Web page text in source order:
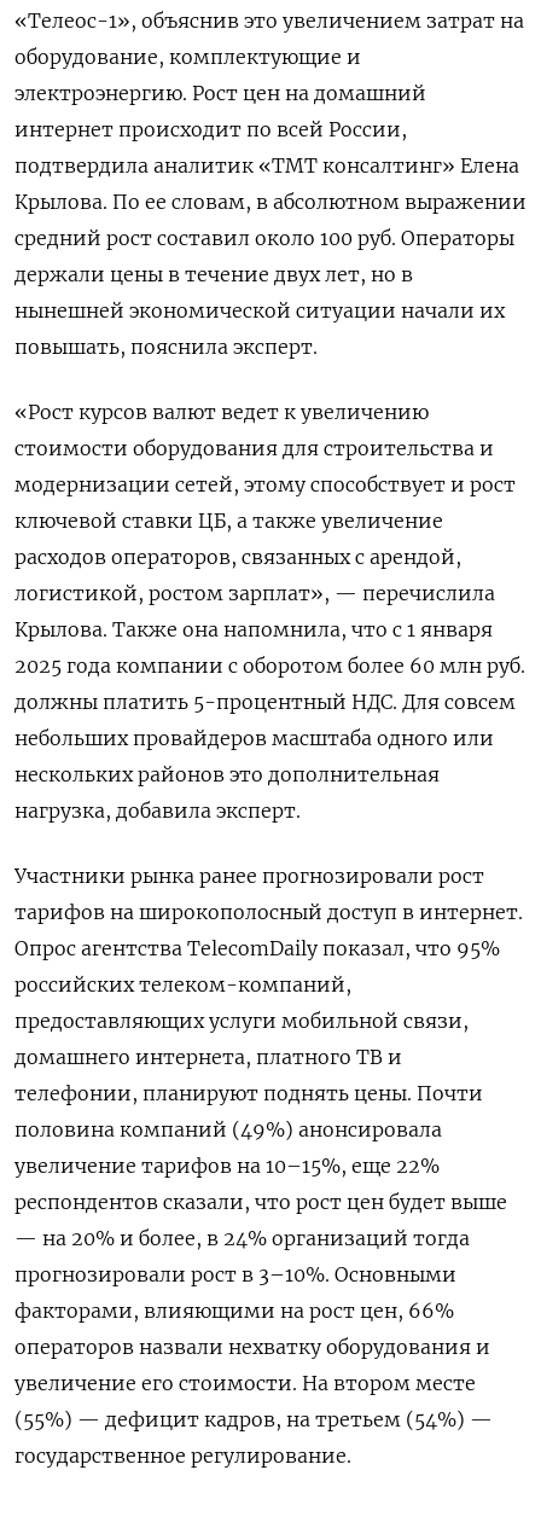
«Телеос-1», объяснив это увеличением затрат на
оборудование, комплектующие и
электроэнергию. Рост цен на домашний
интернет происходит по всей России,
подтвердила аналитик «ТМТ консалтинг» Елена
Крылова. По ее словам, в абсолютном выражении
средний рост составил около 100 руб. Операторы
держали цены в течение двух лет, но в
нынешней экономической ситуации начали их
повышать, пояснила эксперт.
«Рост курсов валют ведет к увеличению
стоимости оборудования для строительства и
модернизации сетей, этому способствует и рост
ключевой ставки ЦБ, а также увеличение
расходов операторов, связанных с арендой,
логистикой, ростом зарплат», — перечислила
Крылова. Также она напомнила, что с 1 января
2025 года компании с оборотом более 60 млн руб.
должны платить 5-процентный НДС. Для совсем
небольших провайдеров масштаба одного или
нескольких районов это дополнительная
нагрузка, добавила эксперт.
Участники рынка ранее прогнозировали рост
тарифов на широкополосный доступ в интернет.
Опрос агентства TelecomDaily показал, что 95%
российских телеком-компаний,
предоставляющих услуги мобильной связи,
домашнего интернета, платного ТВ и
телефонии, планируют поднять цены. Почти
половина компаний (49%) анонсировала
увеличение тарифов на 10–15%, еще 22%
респондентов сказали, что рост цен будет выше
— на 20% и более, в 24% организаций тогда
прогнозировали рост в 3–10%. Основными
факторами, влияющими на рост цен, 66%
операторов назвали нехватку оборудования и
увеличение его стоимости. На втором месте
(55%) — дефицит кадров, на третьем (54%) —
государственное регулирование.